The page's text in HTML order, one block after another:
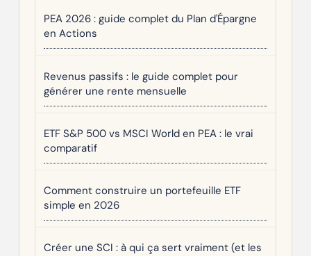
PEA 2026 : guide complet du Plan d'Épargne
en Actions
Revenus passifs : le guide complet pour
générer une rente mensuelle
ETF S&P 500 vs MSCI World en PEA : le vrai
comparatif
Comment construire un portefeuille ETF
simple en 2026
Créer une SCI : à qui ça sert vraiment (et les